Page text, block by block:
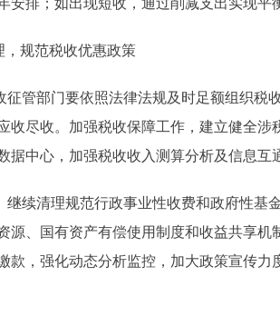
安排；如出现短收，通过削减支出实现平
规范税收优惠政策
部门要依照法律法规及时足额组织税
收尽收。加强税收保障工作，建立健全
据中心，加强税收收入测算分析及信息互
清理规范行政事业性收费和政府性基
源、国有资产有偿使用制度和收益共享
款，强化动态分析监控，加大政策宣传